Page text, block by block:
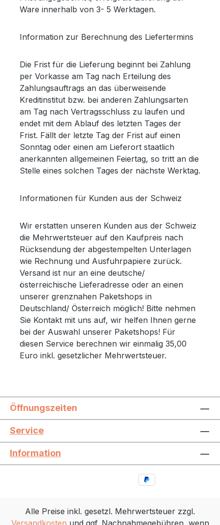
Ware innerhalb von 3- 5 Werktagen.
Information zur Berechnung des Liefertermins
Die Frist für die Lieferung beginnt bei Zahlung
per Vorkasse am Tag nach Erteilung des
Zahlungsauftrags an das überweisende
Kreditinstitut bzw. bei anderen Zahlungsarten
am Tag nach Vertragsschluss zu laufen und
endet mit dem Ablauf des letzten Tages der
Frist. Fällt der letzte Tag der Frist auf einen
Sonntag oder einen am Lieferort staatlich
anerkannten allgemeinen Feiertag, so tritt an die
Stelle eines solchen Tages der nächste Werktag.
Informationen für Kunden aus der Schweiz
Wir erstatten unseren Kunden aus der Schweiz
die Mehrwertsteuer auf den Kaufpreis nach
Rücksendung der abgestempelten Unterlagen
wie Rechnung und Ausfuhrpapiere zurück.
Versand ist nur an eine deutsche/
österreichische Lieferadresse oder an einen
unserer grenznahen Paketshops in
Deutschland/ Österreich möglich! Bitte nehmen
Sie Kontakt mit uns auf, wir helfen Ihnen gerne
bei der Auswahl unserer Paketshops! Für
diesen Service berechnen wir einmalig 35,00
Euro inkl. gesetzlicher Mehrwertsteuer.
Öffnungszeiten
Service
Information
Alle Preise inkl. gesetzl. Mehrwertsteuer zzgl.
Versandkosten und ggf. Nachnahmegebühren, wenn